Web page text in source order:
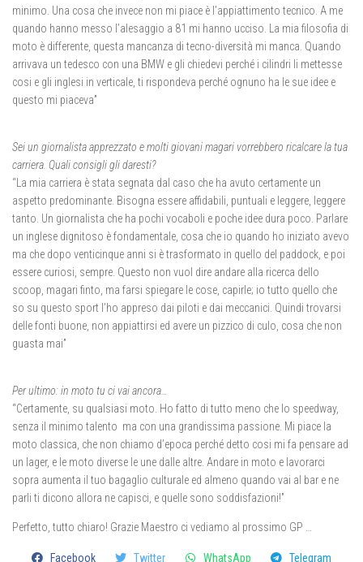
minimo. Una cosa che invece non mi piace è l’appiattimento tecnico. A me
quando hanno messo l’alesaggio a 81 mi hanno ucciso. La mia filosofia di
moto è differente, questa mancanza di tecno-diversità mi manca. Quando
arrivava un tedesco con una BMW e gli chiedevi perché i cilindri li mettesse
cosi e gli inglesi in verticale, ti rispondeva perché ognuno ha le sue idee e
questo mi piaceva”
Sei un giornalista apprezzato e molti giovani magari vorrebbero ricalcare la tua
carriera. Quali consigli gli daresti?
“La mia carriera è stata segnata dal caso che ha avuto certamente un
aspetto predominante. Bisogna essere affidabili, puntuali e leggere, leggere
tanto. Un giornalista che ha pochi vocaboli e poche idee dura poco. Parlare
un inglese dignitoso è fondamentale, cosa che io quando ho iniziato avevo
ma che dopo venticinque anni si è trasformato in quello del paddock, e poi
essere curiosi, sempre. Questo non vuol dire andare alla ricerca dello
scoop, magari finto, ma farsi spiegare le cose, capirle; io tutto quello che
so su questo sport l’ho appreso dai piloti e dai meccanici. Quindi trovarsi
delle fonti buone, non appiattirsi ed avere un pizzico di culo, cosa che non
guasta mai”
Per ultimo: in moto tu ci vai ancora…
“Certamente, su qualsiasi moto. Ho fatto di tutto meno che lo speedway,
senza il minimo talento ma con una grandissima passione. Mi piace la
moto classica, che non chiamo d’epoca perché detto cosi mi fa pensare ad
un lager, e le moto diverse le une dalle altre. Andare in moto e lavorarci
sopra aumenta il tuo bagaglio culturale ed almeno quando vai al bar e ne
parli ti dicono allora ne capisci, e quelle sono soddisfazioni!”
Perfetto, tutto chiaro! Grazie Maestro ci vediamo al prossimo GP …
Facebook Twitter WhatsApp Telegram